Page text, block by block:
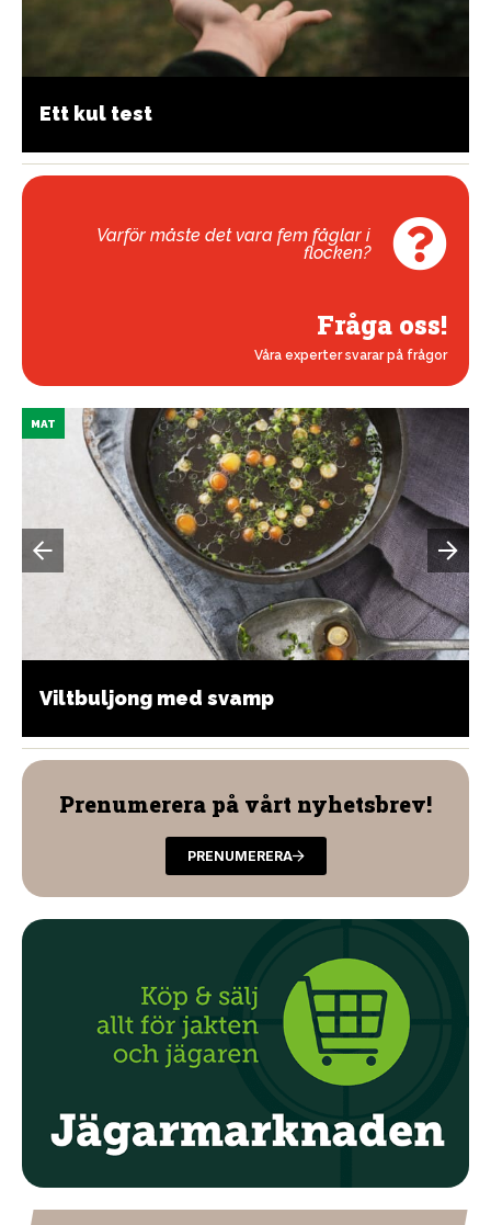
Ett kul test
Varför måste det vara fem fåglar i
flocken?
Fråga oss!
Våra experter svarar på frågor
MAT
Viltbuljong med svamp
Prenumerera på vårt nyhetsbrev!
PRENUMERERA